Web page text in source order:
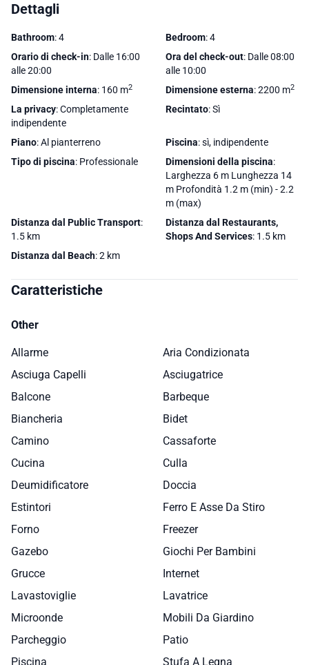
Dettagli
Bathroom: 4 Bedroom: 4
Orario di check-in: Dalle 16:00
alle 20:00
Ora del check-out: Dalle 08:00
alle 10:00
Dimensione interna: 160 m2 Dimensione esterna: 2200 m2
La privacy: Completamente
indipendente
Recintato: Sì
Piano: Al pianterreno Piscina: sì, indipendente
Tipo di piscina: Professionale Dimensioni della piscina:
Larghezza 6 m Lunghezza 14
m Profondità 1.2 m (min) - 2.2
m (max)
Distanza dal Public Transport:
1.5 km
Distanza dal Restaurants,
Shops And Services: 1.5 km
Distanza dal Beach: 2 km
Caratteristiche
Other
Allarme
Aria Condizionata
Asciuga Capelli
Asciugatrice
Balcone
Barbeque
Biancheria
Bidet
Camino
Cassaforte
Cucina
Culla
Deumidificatore
Doccia
Estintori
Ferro E Asse Da Stiro
Forno
Freezer
Gazebo
Giochi Per Bambini
Grucce
Internet
Lavastoviglie
Lavatrice
Microonde
Mobili Da Giardino
Parcheggio
Patio
Piscina
Stufa A Legna